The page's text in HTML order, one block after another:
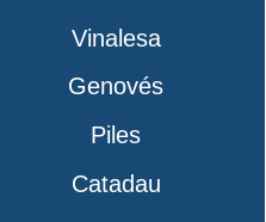
Vinalesa
Genovés
Piles
Catadau